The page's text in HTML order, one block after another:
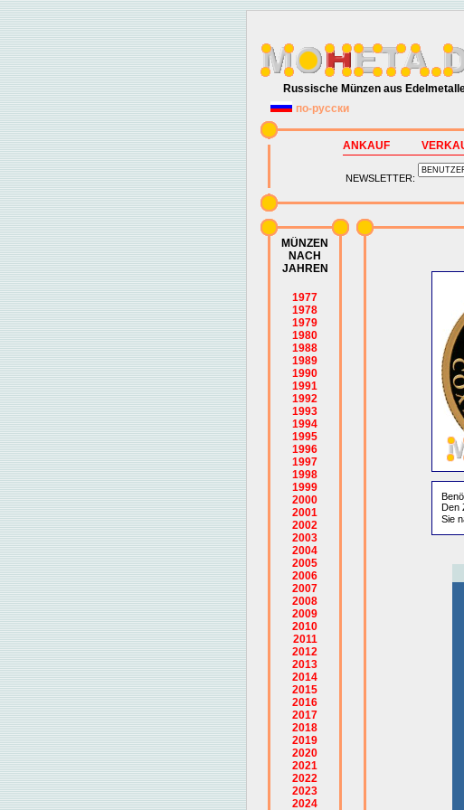
Russische Münzen aus
по-русски
ANKAUF
NEWSLETTER:
MÜNZEN
NACH
JAHREN
1977
1978
1979
1980
1988
1989
1990
1991
1992
1993
1994
1995
1996
1997
1998
1999
2000
2001
2002
2003
2004
2005
2006
2007
2008
2009
2010
2011
2012
2013
2014
2015
2016
2017
2018
2019
2020
2021
2022
2023
2024
Den
Sie